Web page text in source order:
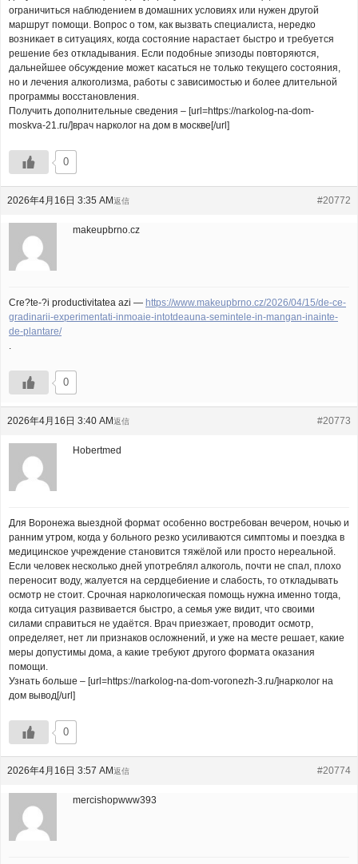
ограничиться наблюдением в домашних условиях или нужен другой
маршрут помощи. Вопрос о том, как вызвать специалиста, нередко
возникает в ситуациях, когда состояние нарастает быстро и требуется
решение без откладывания. Если подобные эпизоды повторяются,
дальнейшее обсуждение может касаться не только текущего состояния,
но и лечения алкоголизма, работы с зависимостью и более длительной
программы восстановления.
Получить дополнительные сведения – [url=https://narkolog-na-dom-
moskva-21.ru/]врач нарколог на дом в москве[/url]
0
2026年4月16日 3:35 AM #20772
返信
makeupbrno.cz
Cre?te-?i productivitatea azi — https://www.makeupbrno.cz/2026/04/15/de-ce-
gradinarii-experimentati-inmoaie-intotdeauna-semintele-in-mangan-inainte-
de-plantare/
.
0
2026年4月16日 3:40 AM #20773
返信
Hobertmed
Для Воронежа выездной формат особенно востребован вечером, ночью и
ранним утром, когда у больного резко усиливаются симптомы и поездка в
медицинское учреждение становится тяжёлой или просто нереальной.
Если человек несколько дней употреблял алкоголь, почти не спал, плохо
переносит воду, жалуется на сердцебиение и слабость, то откладывать
осмотр не стоит. Срочная наркологическая помощь нужна именно тогда,
когда ситуация развивается быстро, а семья уже видит, что своими
силами справиться не удаётся. Врач приезжает, проводит осмотр,
определяет, нет ли признаков осложнений, и уже на месте решает, какие
меры допустимы дома, а какие требуют другого формата оказания
помощи.
Узнать больше – [url=https://narkolog-na-dom-voronezh-3.ru/]нарколог на
дом вывод[/url]
0
2026年4月16日 3:57 AM #20774
返信
mercishopwww393